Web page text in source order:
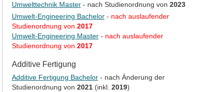
Umwelttechnik Master- nach Studienordnung von 2023
Umwelt-Engineering Bachelor- nach auslaufender
Studienordnung von 2017
Umwelt-Engineering Master- nach auslaufender
Studienordnung von 2017
Additive Fertigung
Additive Fertigung Bachelor- nach Änderung der
Studienordnung von 2021(inkl. 2019)